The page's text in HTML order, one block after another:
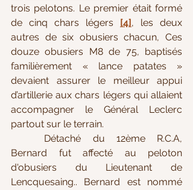
trois pelotons. Le premier était formé
de cinq chars légers [4], les deux
autres de six obusiers chacun, Ces
douze obusiers M8 de 75, baptisés
familièrement « lance patates »
devaient assurer le meilleur appui
d’artillerie aux chars légers qui allaient
accompagner le Général Leclerc
partout sur le terrain.
Bernard fut affecté au peloton
d'obusiers du Lieutenant de
Lencquesaing.. Bernard est nommé